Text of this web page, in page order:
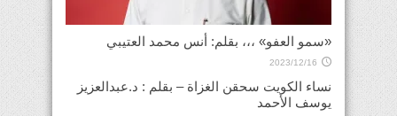
«سمو العفو» ،،، بقلم: أنس محمد العتيبي
2023/12/16
نساء الكويت سحقن الغزاة – بقلم : د.عبدالعزيز
يوسف الأحمد